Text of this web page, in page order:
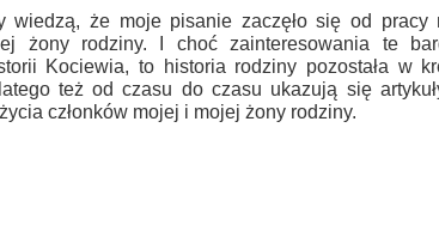
wiedzą, że moje pisanie zaczęło się od pracy
żony rodziny. I choć zainteresowania te
Kociewia, to historia rodziny pozostała w
też od czasu do czasu ukazują się
członków mojej i mojej żony rodziny.